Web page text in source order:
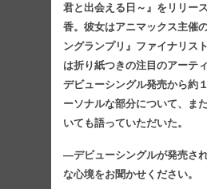
君と出会える日～』をリリー
香。彼女はアニマックス主催
ングランプリ』ファイナリス
は折り紙つきの注目のアーティ
デビューシングル発売から約
ーソナルな部分について、ま
いても語っていただいた。
―デビューシングルが発売さ
な心境をお聞かせください。